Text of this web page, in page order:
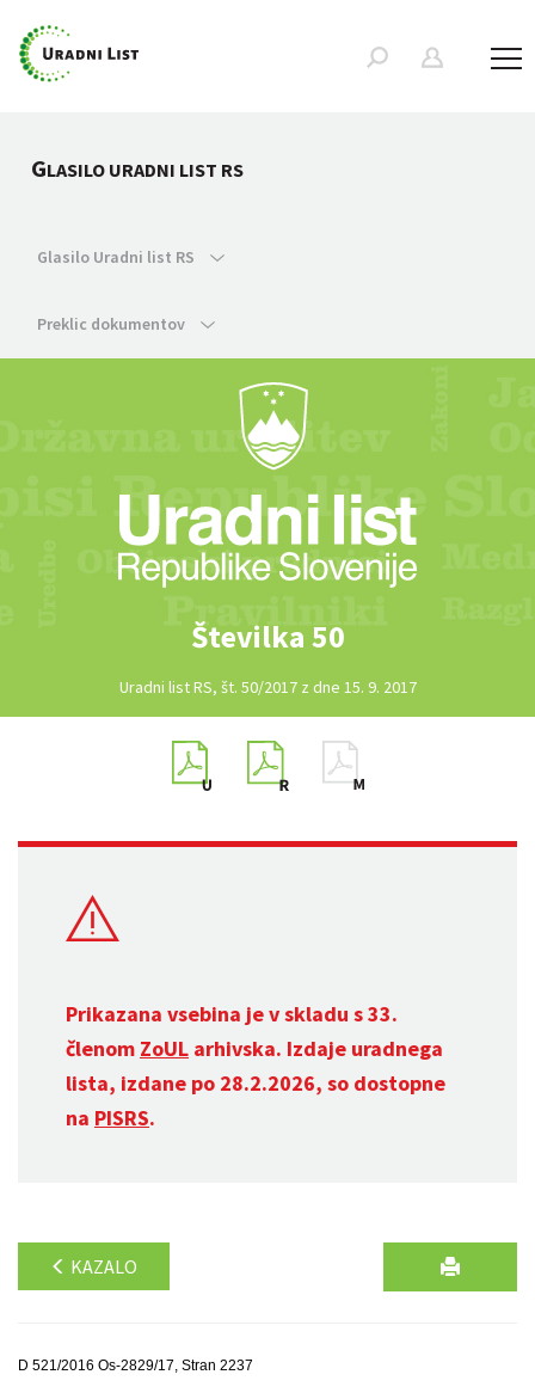
GLASILO URADNI LIST RS
Glasilo Uradni list RS
Preklic dokumentov
Številka 50
Uradni list RS, št. 50/2017 z dne 15. 9. 2017
Prikazana vsebina je v skladu s 33.
členom ZoUL arhivska. Izdaje uradnega
lista, izdane po 28.2.2026, so dostopne
na PISRS.
KAZALO
D 521/2016 Os-2829/17, Stran 2237